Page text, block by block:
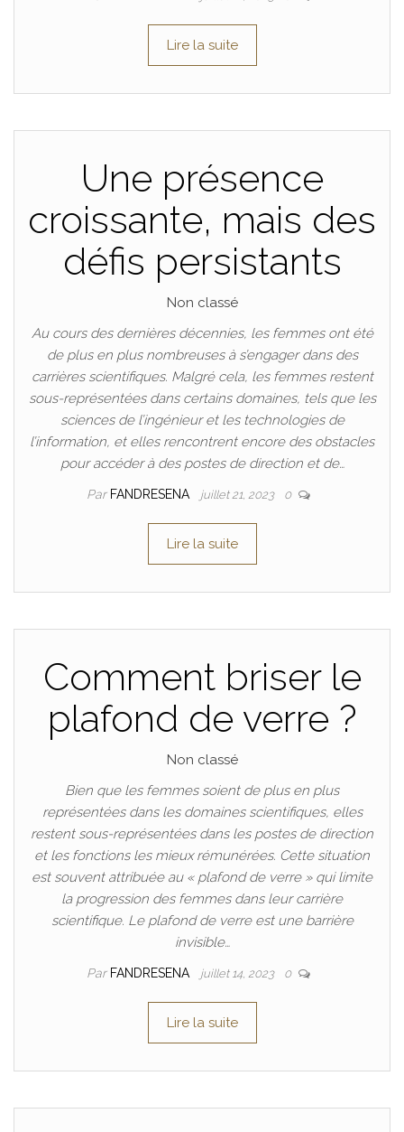
Lire la suite
Une présence
croissante, mais des
défis persistants
Non classé
Au cours des dernières décennies, les femmes ont été
de plus en plus nombreuses à s’engager dans des
carrières scientifiques. Malgré cela, les femmes restent
sous-représentées dans certains domaines, tels que les
sciences de l’ingénieur et les technologies de
l’information, et elles rencontrent encore des obstacles
pour accéder à des postes de direction et de…
Par FANDRESENA juillet 21, 2023 0
Lire la suite
Comment briser le
plafond de verre ?
Non classé
Bien que les femmes soient de plus en plus
représentées dans les domaines scientifiques, elles
restent sous-représentées dans les postes de direction
et les fonctions les mieux rémunérées. Cette situation
est souvent attribuée au « plafond de verre » qui limite
la progression des femmes dans leur carrière
scientifique. Le plafond de verre est une barrière
invisible…
Par FANDRESENA juillet 14, 2023 0
Lire la suite